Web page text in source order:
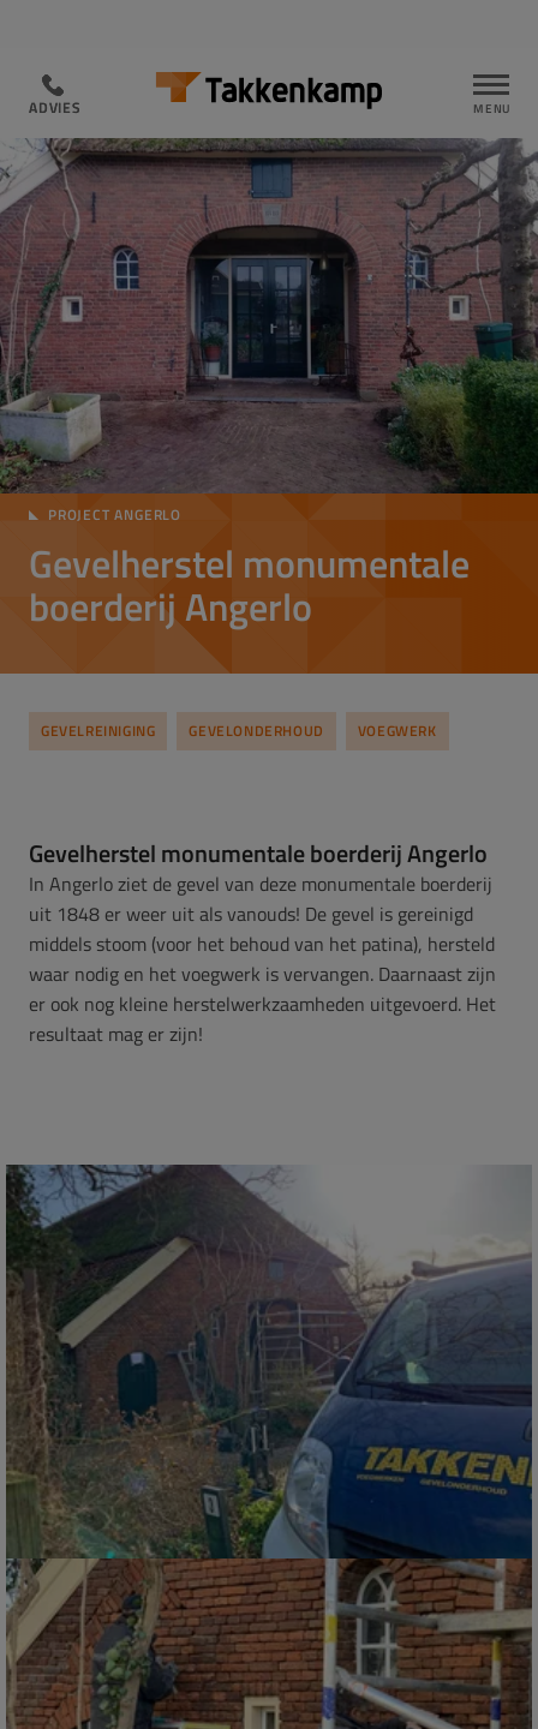
ADVIES
ADVIES
PROJECT ANGERLO
Gevelherstel monumentale
boerderij Angerlo
GEVELREINIGING GEVELONDERHOUD VOEGWERK
Gevelherstel monumentale boerderij Angerlo
In Angerlo ziet de gevel van deze monumentale boerderij
uit 1848 er weer uit als vanouds! De gevel is gereinigd
middels stoom (voor het behoud van het patina), hersteld
waar nodig en het voegwerk is vervangen. Daarnaast zijn
er ook nog kleine herstelwerkzaamheden uitgevoerd. Het
resultaat mag er zijn!